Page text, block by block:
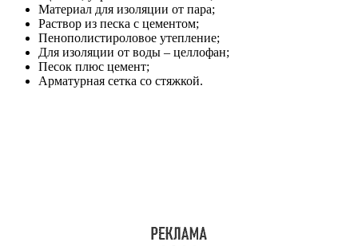
Материал для изоляции от пара;
Раствор из песка с цементом;
Пенополистироловое утепление;
Для изоляции от воды – целлофан;
Песок плюс цемент;
Арматурная сетка со стяжкой.